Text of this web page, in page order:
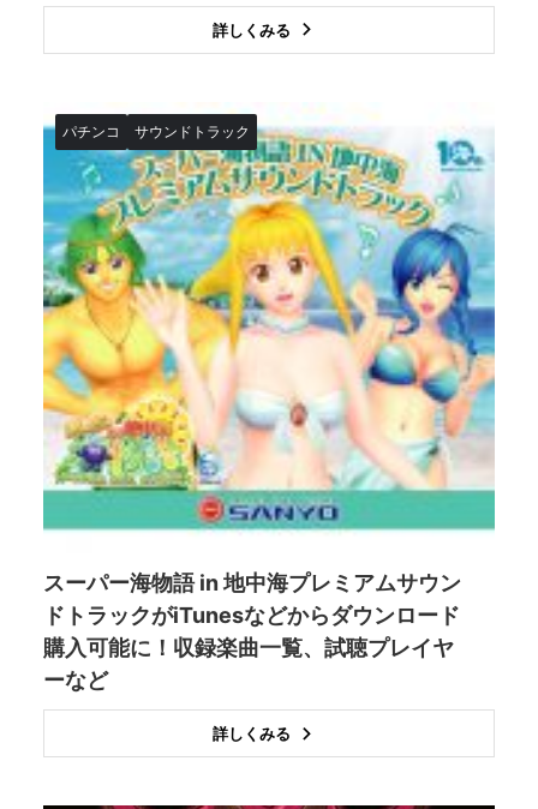
詳しくみる
パチンコ サウンドトラック
スーパー海物語 in 地中海プレミアムサウン
ドトラックがiTunesなどからダウンロード
購入可能に！収録楽曲一覧、試聴プレイヤ
ーなど
詳しくみる